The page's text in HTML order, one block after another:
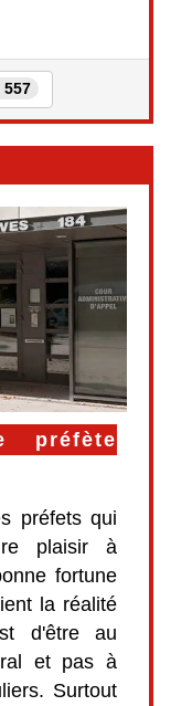
557
préfète
préfets qui
plaisir à
fortune
la réalité
d'être au
et pas à
Surtout